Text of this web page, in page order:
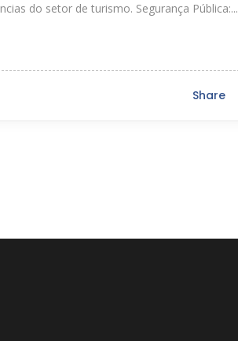
do setor de turismo. Segurança Pública:...
Share